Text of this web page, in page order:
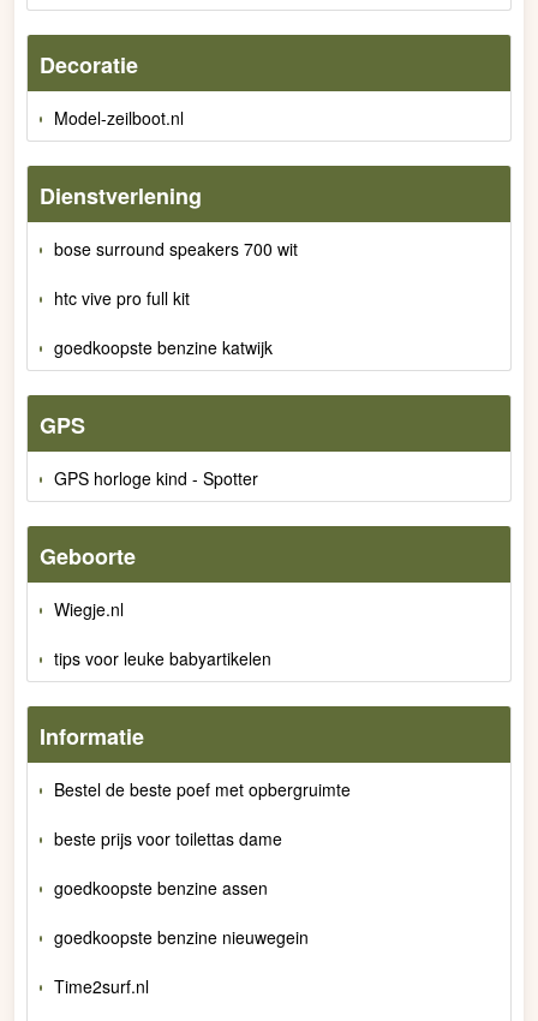
Decoratie
Model-zeilboot.nl
Dienstverlening
bose surround speakers 700 wit
htc vive pro full kit
goedkoopste benzine katwijk
GPS
GPS horloge kind - Spotter
Geboorte
Wiegje.nl
tips voor leuke babyartikelen
Informatie
Bestel de beste poef met opbergruimte
beste prijs voor toilettas dame
goedkoopste benzine assen
goedkoopste benzine nieuwegein
Time2surf.nl